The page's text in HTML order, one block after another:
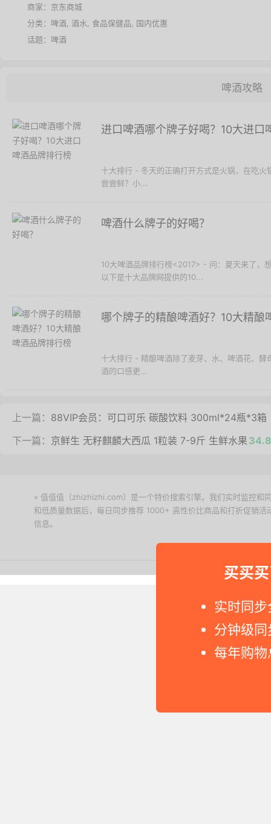
买买
实时同
分钟级
每年购
商家： 京东商城
分类： 啤酒 酒水 食品保健品
国内优惠
话题： 啤酒
啤酒攻略
进口啤酒哪个牌子好喝？10大进口
十大排行 - 冬天的正确打开方式是火锅，在吃
尝尝鲜？小...
啤酒什么牌子的好喝？
10大啤酒品牌排行榜<2017> - 问：夏天来了，
以下是十大品牌网提供的10...
哪个牌子的精酿啤酒好？10大精酿
十大排行 - 精酿啤酒除了麦芽、水、啤酒花、
酒的口感更...
上一篇： 88VIP会员：可口可乐 碳酸饮料 300ml*24瓶*3箱
下一篇： 京鲜生 无籽麒麟大西瓜 1粒装 7-9斤 生鲜水果
» 值值值（zhizhizhi.com）是一个特价搜索引擎。我们实时监控和
和低质量数据后，每日同步推荐 1000+ 高性价比商品和打折促销
信息。
Copyright © 2011-2026 网购